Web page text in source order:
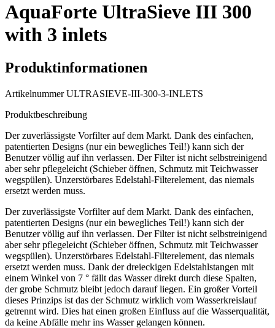
AquaForte UltraSieve III 300
with 3 inlets
Produktinformationen
Artikelnummer ULTRASIEVE-III-300-3-INLETS
Produktbeschreibung
Der zuverlässigste Vorfilter auf dem Markt. Dank des einfachen,
patentierten Designs (nur ein bewegliches Teil!) kann sich der
Benutzer völlig auf ihn verlassen. Der Filter ist nicht selbstreinigend
aber sehr pflegeleicht (Schieber öffnen, Schmutz mit Teichwasser
wegspülen). Unzerstörbares Edelstahl-Filterelement, das niemals
ersetzt werden muss.
Der zuverlässigste Vorfilter auf dem Markt. Dank des einfachen,
patentierten Designs (nur ein bewegliches Teil!) kann sich der
Benutzer völlig auf ihn verlassen. Der Filter ist nicht selbstreinigend
aber sehr pflegeleicht (Schieber öffnen, Schmutz mit Teichwasser
wegspülen). Unzerstörbares Edelstahl-Filterelement, das niemals
ersetzt werden muss. Dank der dreieckigen Edelstahlstangen mit
einem Winkel von 7 ° fällt das Wasser direkt durch diese Spalten,
der grobe Schmutz bleibt jedoch darauf liegen. Ein großer Vorteil
dieses Prinzips ist das der Schmutz wirklich vom Wasserkreislauf
getrennt wird. Dies hat einen großen Einfluss auf die Wasserqualität,
da keine Abfälle mehr ins Wasser gelangen können.